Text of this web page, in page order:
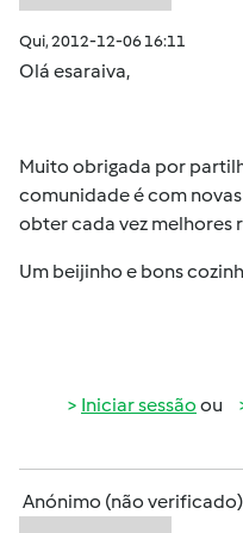
Qui, 2012-12-06 16:11
Olá esaraiva,
Muito obrigada por
comunidade é com
obter cada vez melhores
Um beijinho e bons
Iniciar sessão ou
Anónimo (não verificado)